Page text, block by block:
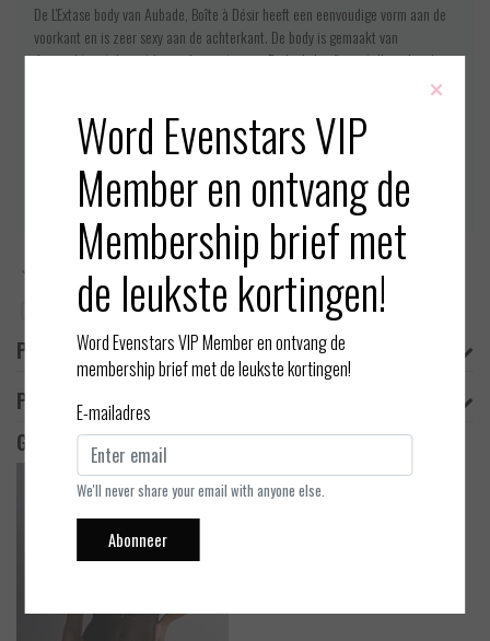
De L'Extase body van Aubade, Boîte à Désir heeft een eenvoudige vorm aan de
voorkant en is zeer sexy aan de achterkant. De body is gemaakt van
doorzichtige tule met bijzondere patronen. De body heeft verstelbare bandjes
Op voorraad (1)
Toevoegen aan winkelwagen
Neem contact op over dit product
Toevoegen aan vergelijking
Productomschrijving
Product informatie
Gerelateerde producten
×
Word Evenstars VIP
Member en ontvang de
Membership brief met
de leukste kortingen!
Word Evenstars VIP Member en ontvang de
membership brief met de leukste kortingen!
E-mailadres
We'll never share your email with anyone else.
Abonneer